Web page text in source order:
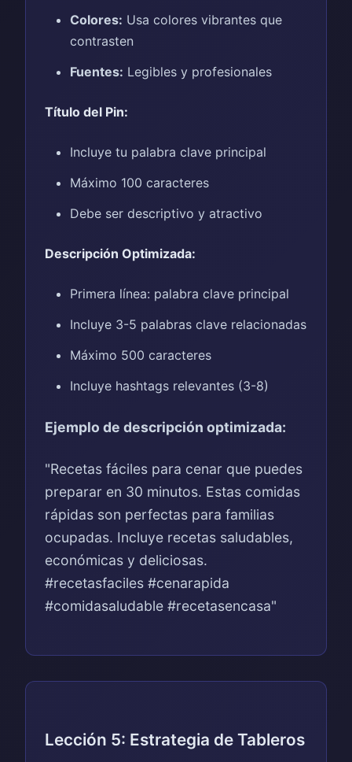
Colores: Usa colores vibrantes que
contrasten
Fuentes: Legibles y profesionales
Título del Pin:
Incluye tu palabra clave principal
Máximo 100 caracteres
Debe ser descriptivo y atractivo
Descripción Optimizada:
Primera línea: palabra clave principal
Incluye 3-5 palabras clave relacionadas
Máximo 500 caracteres
Incluye hashtags relevantes (3-8)
Ejemplo de descripción optimizada:
"Recetas fáciles para cenar que puedes
preparar en 30 minutos. Estas comidas
rápidas son perfectas para familias
ocupadas. Incluye recetas saludables,
económicas y deliciosas.
#recetasfaciles #cenarapida
#comidasaludable #recetasencasa"
Lección 5: Estrategia de Tableros